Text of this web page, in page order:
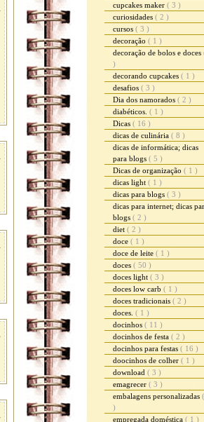
cupcakes maker ( 3 )
curiosidades ( 2 )
cursos ( 3 )
decoração ( 1 )
decoração de bolos e doces
)
decorando cupcakes ( 1 )
desafios ( 3 )
Dia dos namorados ( 2 )
diabéticos. ( 1 )
Dicas ( 16 )
dicas de culinária ( 8 )
dicas de informática; dicas
para blogs ( 5 )
Dicas de organização ( 1 )
dicas light ( 1 )
dicas para blogs ( 3 )
dicas para internet; dicas
blogs ( 2 )
diet ( 2 )
doce ( 1 )
doce de leite ( 1 )
doces ( 50 )
doces light ( 3 )
doces low carb ( 1 )
doces tradicionais ( 2 )
doces. ( 1 )
docinhos ( 11 )
docinhos de festa ( 2 )
docinhos para festas ( 16 )
doocinhos de colher ( 1 )
download ( 3 )
emagrecer ( 3 )
embalagens personalizadas
)
empregada doméstica ( 1 )